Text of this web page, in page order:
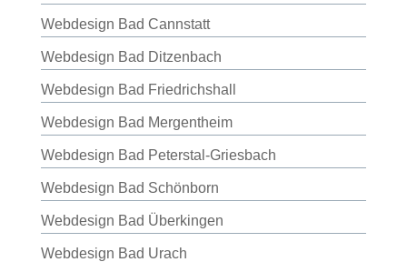
Webdesign Bad Cannstatt
Webdesign Bad Ditzenbach
Webdesign Bad Friedrichshall
Webdesign Bad Mergentheim
Webdesign Bad Peterstal-Griesbach
Webdesign Bad Schönborn
Webdesign Bad Überkingen
Webdesign Bad Urach